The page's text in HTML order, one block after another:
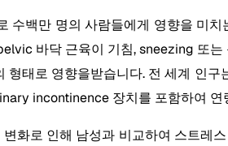
수백만 명의 사람들에게 영향을 미
바닥 근육이 기침, sneezing 또
형태로 영향을받습니다. 전 세계 인
incontinence 장치를 포함하여 연
화로 인해 남성과 비교하여 스트